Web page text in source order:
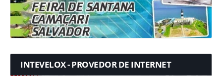
INTEVELOX - PROVEDOR DE INTERNET